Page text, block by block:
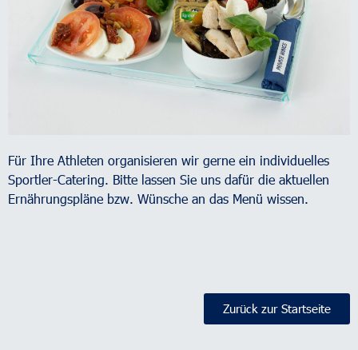
Für Ihre Athleten organisieren wir gerne ein individuelles
Sportler-Catering. Bitte lassen Sie uns dafür die aktuellen
Ernährungspläne bzw. Wünsche an das Menü wissen.
Zurück zur Startseite